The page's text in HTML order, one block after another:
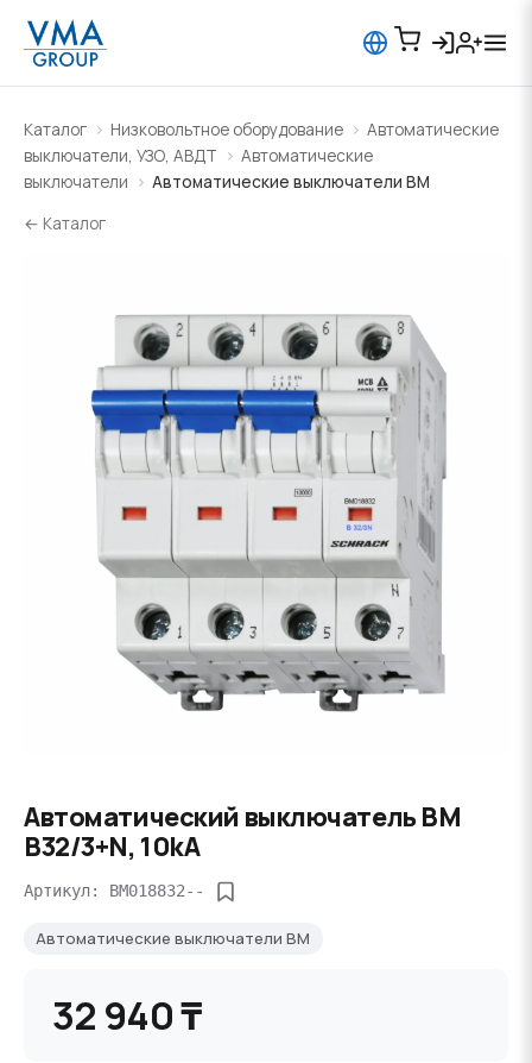
Каталог Низковольтное оборудование
Автоматические
выключатели, УЗО, АВДТ
Автоматические
выключатели
Автоматические выключатели BM
← Каталог
Автоматический выключатель BM
B32/3+N, 10kA
Артикул: BM018832--
Автоматические выключатели BM
32 940 ₸